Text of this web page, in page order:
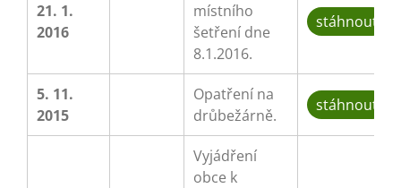
21. 1.
2016
místního
šetření dne
8.1.2016.
stáhnout
5. 11.
2015
Opatření na
drůbežárně.
stáhnout
Vyjádření
obce k